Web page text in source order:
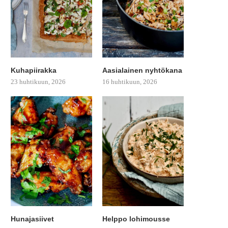
Kuhapiirakka
23 huhtikuun, 2026
Aasialainen nyhtökana
16 huhtikuun, 2026
Hunajasiivet Helppo lohimousse